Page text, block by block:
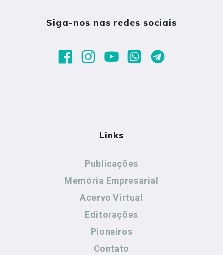
Siga-nos nas redes sociais
Links
Publicações
Memória Empresarial
Acervo Virtual
Editorações
Pioneiros
Contato